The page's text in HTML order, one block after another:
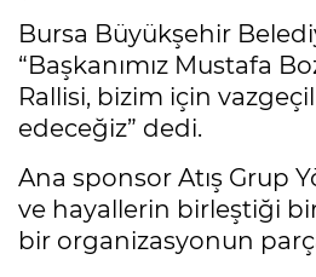
Bursa Büyükşehir
“Başkanımız Mustafa
Rallisi, bizim için
edeceğiz” dedi.
Ana sponsor Atış Grup
ve hayallerin birleştiği bir
bir organizasyonun